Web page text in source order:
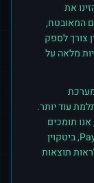
את
המאובטח,
צורך לספק
מלאה על
עוד יותר.
תומכים
במגוון אמצעי תשלום כולל כרטיסי אשראי, PayPal, ביטקוין
תוצאות